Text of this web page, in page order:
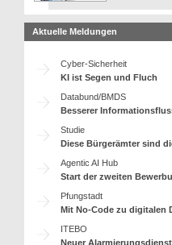
Aktuelle Meldungen
Cyber-Sicherheit
KI ist Segen und Fluch
Databund/BMDS
Besserer
Studie
Diese Bürgerämter sind
Agentic AI Hub
Start der zweiten
Pfungstadt
Mit No-Code zu digitalen
ITEBO
Neuer